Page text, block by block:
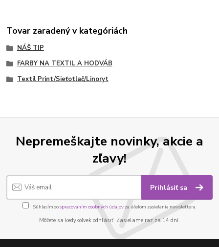
Tovar zaradený v kategóriách
NÁŠ TIP
FARBY NA TEXTIL A HODVÁB
Textil Print/Sieťotlač/Linoryt
Nepremeškajte novinky, akcie a
zľavy!
Prihlásiť sa
Súhlasím sospracovaním osobných údajov za účelom zasielania newslettera.
Môžete sa kedykoľvek odhlásiť. Zasielame raz za 14 dní.